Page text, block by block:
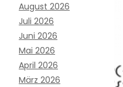
August 2026
Juli 2026
Juni 2026
Mai 2026
April 2026
März 2026